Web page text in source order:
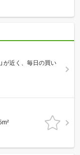
が近く、毎日の買い